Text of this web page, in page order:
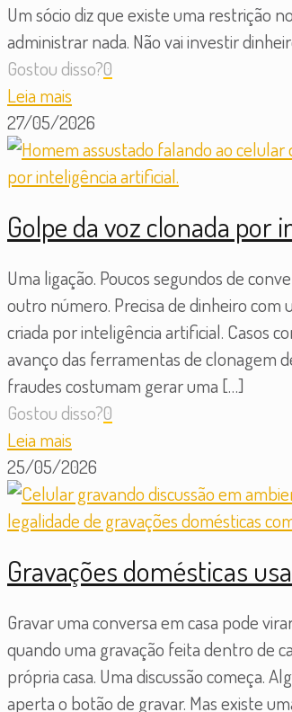
Um sócio diz que existe uma restrição
administrar nada. Não vai investir
Gostou disso?0
Leia mais
27/05/2026
Golpe da voz clonada
Uma ligação. Poucos segundos de
outro número. Precisa de dinheiro com
criada por inteligência artificial. Casos
avanço das ferramentas de clonagem
fraudes costumam gerar uma […]
Gostou disso?0
Leia mais
25/05/2026
Gravações domésticas
Gravar uma conversa em casa pode
quando uma gravação feita dentro de
própria casa. Uma discussão começa.
aperta o botão de gravar. Mas existe